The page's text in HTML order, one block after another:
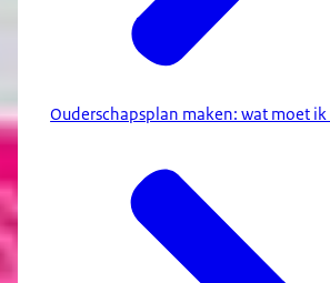
Ouderschapsplan maken: wat moet ik